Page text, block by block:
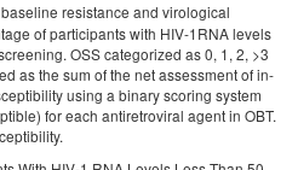
resistance and virological
of participants with HIV-1RNA levels
OSS categorized as 0, 1, 2, >3
as the sum of the net assessment of in-
using a binary scoring system
for each antiretroviral agent in OBT.